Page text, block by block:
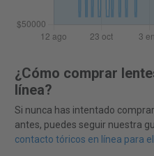
¿Cómo comprar
línea?
Si nunca has intentado
antes, puedes seguir nuestra
contacto tóricos en línea para